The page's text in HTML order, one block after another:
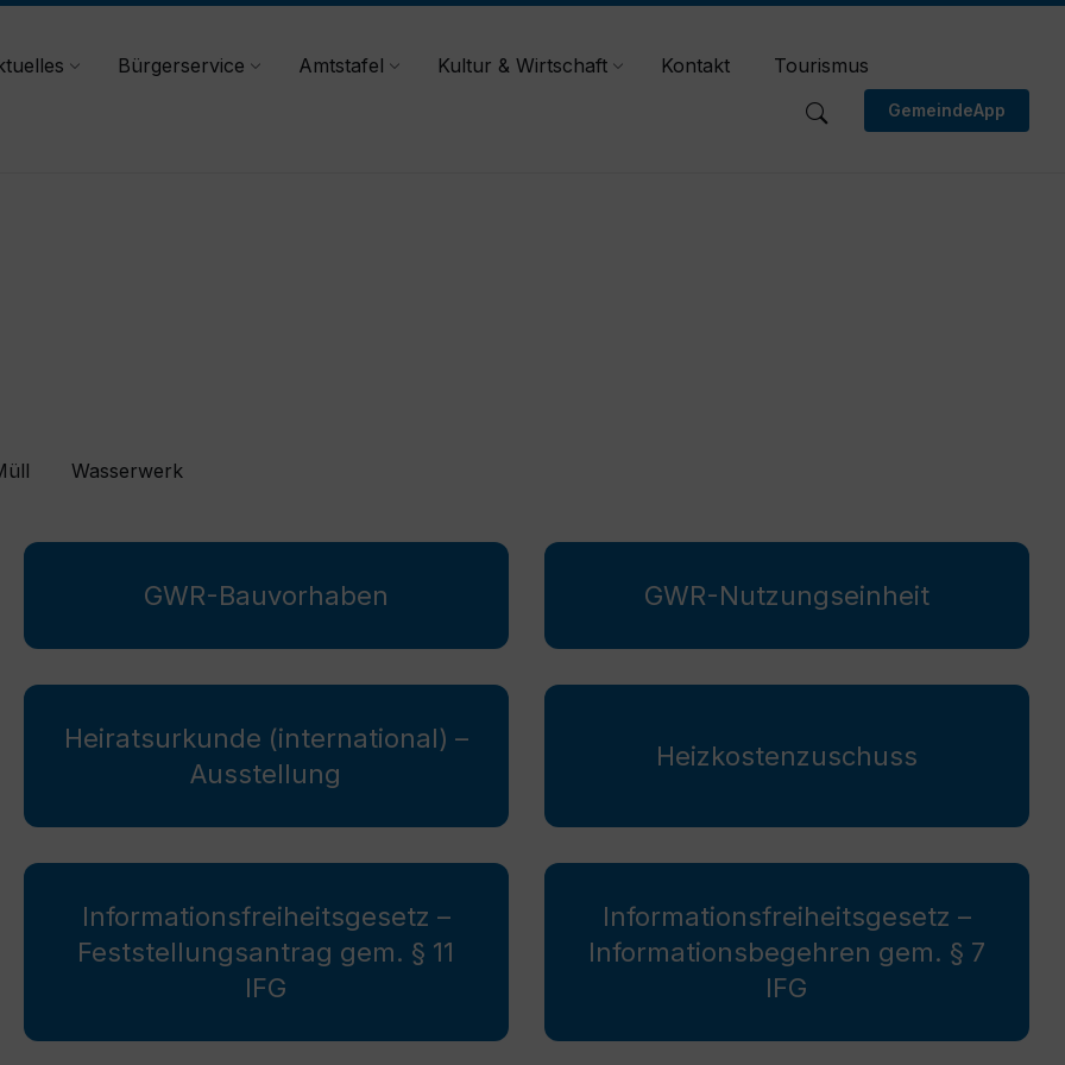
Bürgerservice Amtstafel Kultur & Wirtschaft Kontakt Tourismus
GemeindeApp
Wasserwerk
GWR-Bauvorhaben GWR-Nutzungseinheit
Heiratsurkunde (international) –
Ausstellung
Heizkostenzuschuss
Informationsfreiheitsgesetz –
Feststellungsantrag gem. § 11
IFG
Informationsfreiheitsgesetz –
Informationsbegehren gem. § 7
IFG